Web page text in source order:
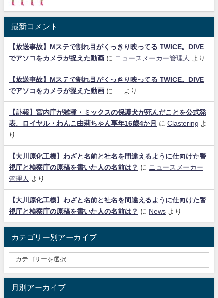
最新コメント
【放送事故】Mステで割れ目がくっきり映ってる TWICE。DIVE
でアソコをカメラが捉えた動画 に ニュースメーカー管理人 より
【放送事故】Mステで割れ目がくっきり映ってる TWICE。DIVE
でアソコをカメラが捉えた動画 に より
【訃報】宮内庁が雑種・ミックスの保護犬が死んだことを公式発
表。ロイヤル・わんこ由莉ちゃん享年16歳4か月
に Clastering よ
り
【大川原化工機】わざと名前と社名を間違えるように仕向けた警
視庁と検察庁の原稿を書いた人の名前は？ に ニュースメーカー
管理人
より
【大川原化工機】わざと名前と社名を間違えるように仕向けた警
視庁と検察庁の原稿を書いた人の名前は？ に News より
カテゴリー別アーカイブ
月別アーカイブ